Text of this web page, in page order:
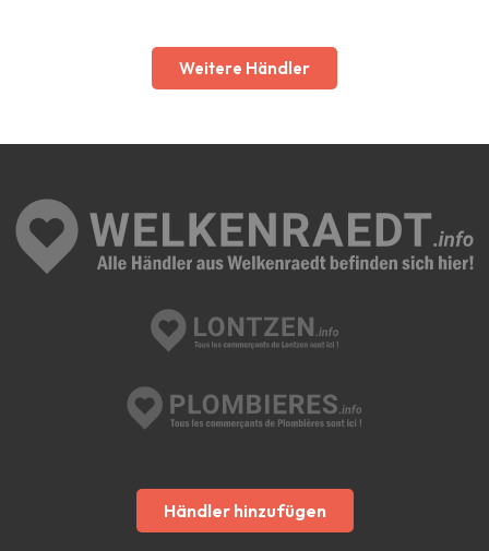
Weitere Händler
Händler hinzufügen